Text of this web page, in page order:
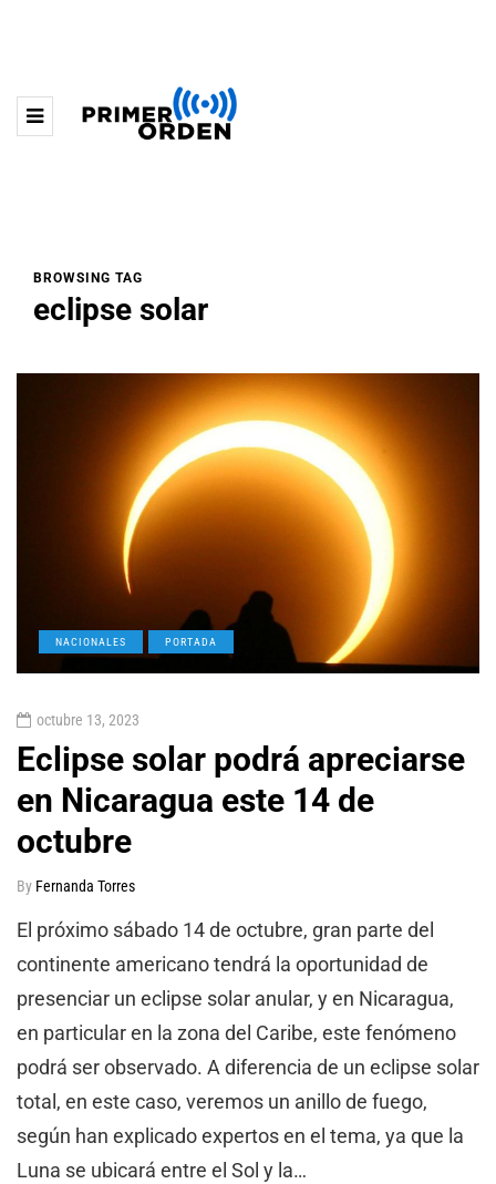
BROWSING TAG
eclipse solar
NACIONALES PORTADA
octubre 13, 2023
Eclipse solar podrá apreciarse
en Nicaragua este 14 de
octubre
By Fernanda Torres
El próximo sábado 14 de octubre, gran parte del
continente americano tendrá la oportunidad de
presenciar un eclipse solar anular, y en Nicaragua,
en particular en la zona del Caribe, este fenómeno
podrá ser observado. A diferencia de un eclipse solar
total, en este caso, veremos un anillo de fuego,
según han explicado expertos en el tema, ya que la
Luna se ubicará entre el Sol y la…